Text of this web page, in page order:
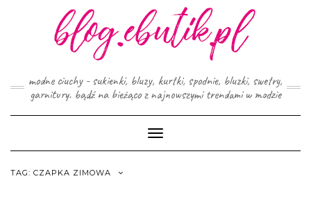
modne ciuchy - sukienki, bluzy, kurtki, spodnie, bluzki, swetry,
garnitury. bądź na bieżąco z najnowszymi trendami w modzie
Toggle
Navigation
TAG: CZAPKA ZIMOWA